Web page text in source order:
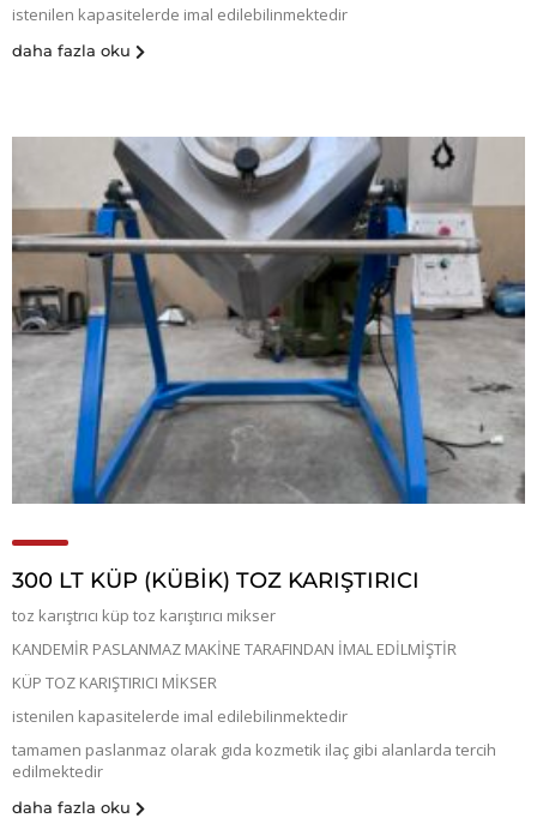
istenilen kapasitelerde imal edilebilinmektedir
daha fazla oku
300 LT KÜP (KÜBIK) TOZ KARIŞTIRICI
toz karıştrıcı küp toz karıştırıcı mikser
KANDEMİR PASLANMAZ MAKİNE TARAFINDAN İMAL EDİLMİŞTİR
KÜP TOZ KARIŞTIRICI MİKSER
istenilen kapasitelerde imal edilebilinmektedir
tamamen paslanmaz olarak gıda kozmetik ilaç gibi alanlarda tercih
edilmektedir
daha fazla oku